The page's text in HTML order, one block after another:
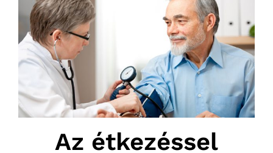
Az étkezéssel